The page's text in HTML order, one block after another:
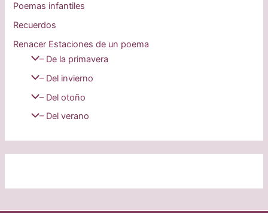
Poemas infantiles
Recuerdos
Renacer Estaciones de un poema
– De la primavera
– Del invierno
– Del otoño
– Del verano